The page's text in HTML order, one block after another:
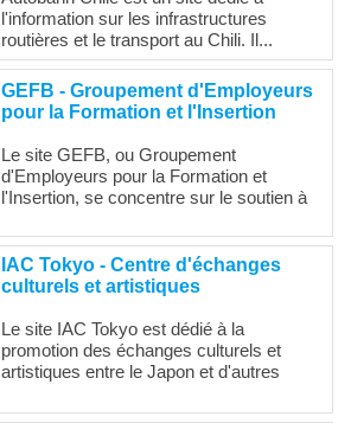
l'information sur les infrastructures
routières et le transport au Chili. Il...
GEFB - Groupement d'Employeurs
pour la Formation et l'Insertion
Le site GEFB, ou Groupement
d'Employeurs pour la Formation et
l'Insertion, se concentre sur le soutien à
IAC Tokyo - Centre d'échanges
culturels et artistiques
Le site IAC Tokyo est dédié à la
promotion des échanges culturels et
artistiques entre le Japon et d'autres